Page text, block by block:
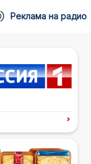
Реклама на радио